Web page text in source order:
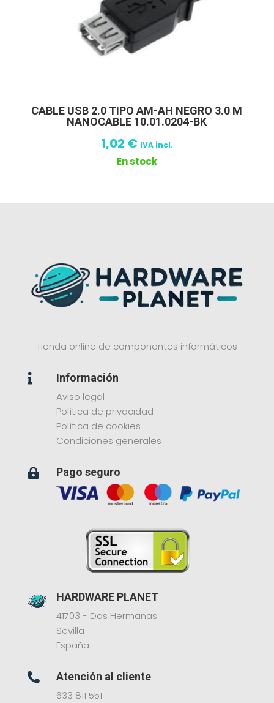
CABLE USB 2.0 TIPO AM-AH NEGRO 3.0 M
NANOCABLE 10.01.0204-BK
1,02 € IVA incl.
En stock
Tienda online de componentes informáticos

Información
Aviso legal
Política de privacidad
Política de cookies
Condiciones generales
 Pago seguro
HARDWARE PLANET
41703 - Dos Hermanas
Sevilla
España

Atención al cliente
633 811 551